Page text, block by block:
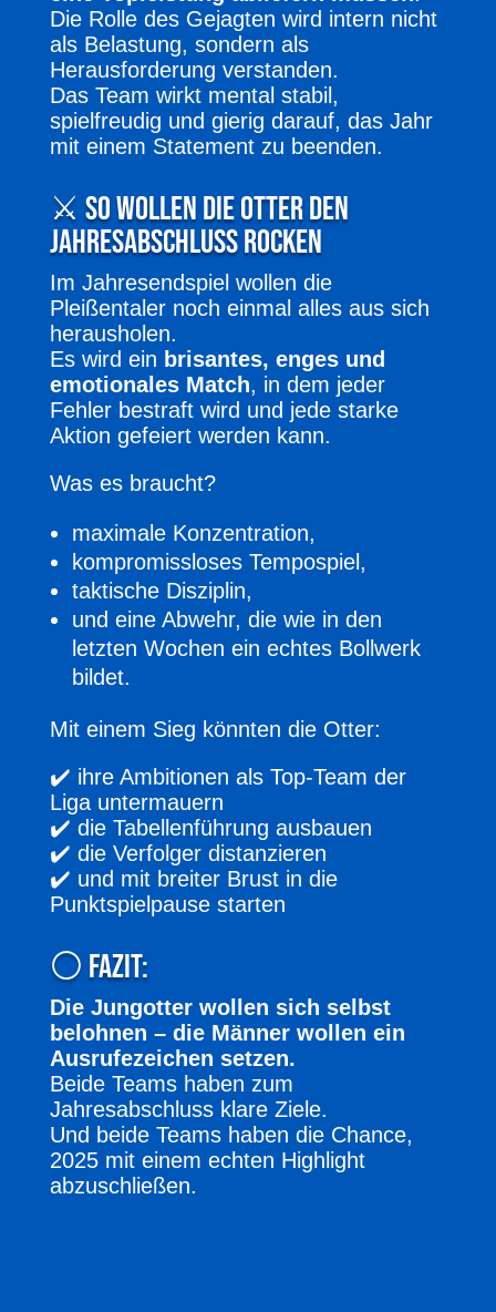
Die Rolle des Gejagten wird intern nicht
als Belastung, sondern als
Herausforderung verstanden.
Das Team wirkt mental stabil,
spielfreudig und gierig darauf, das Jahr
mit einem Statement zu beenden.
⚔️ So wollen die Otter den
Jahresabschluss rocken
Im Jahresendspiel wollen die
Pleißentaler noch einmal alles aus sich
herausholen.
Es wird ein brisantes, enges und
emotionales Match, in dem jeder
Fehler bestraft wird und jede starke
Aktion gefeiert werden kann.
Was es braucht?
maximale Konzentration,
kompromissloses Tempospiel,
taktische Disziplin,
und eine Abwehr, die wie in den
letzten Wochen ein echtes Bollwerk
bildet.
Mit einem Sieg könnten die Otter:
✔️ ihre Ambitionen als Top-Team der
Liga untermauern
✔️ die Tabellenführung ausbauen
✔️ die Verfolger distanzieren
✔️ und mit breiter Brust in die
Punktspielpause starten
⚪️ Fazit:
Die Jungotter wollen sich selbst
belohnen – die Männer wollen ein
Ausrufezeichen setzen.
Beide Teams haben zum
Jahresabschluss klare Ziele.
Und beide Teams haben die Chance,
2025 mit einem echten Highlight
abzuschließen.